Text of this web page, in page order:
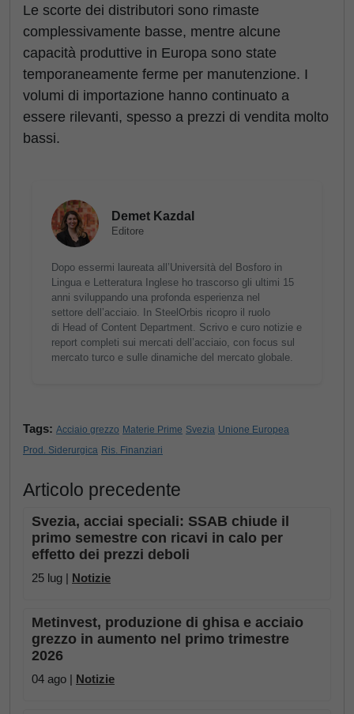
Le scorte dei distributori sono rimaste
complessivamente basse, mentre alcune
capacità produttive in Europa sono state
temporaneamente ferme per manutenzione. I
volumi di importazione hanno continuato a
essere rilevanti, spesso a prezzi di vendita molto
bassi.
Demet Kazdal
Editore
Dopo essermi laureata all’Università del Bosforo in
Lingua e Letteratura Inglese ho trascorso gli ultimi 15
anni sviluppando una profonda esperienza nel
settore dell’acciaio. In SteelOrbis ricopro il ruolo
di Head of Content Department. Scrivo e curo notizie e
report completi sui mercati dell’acciaio, con focus sul
mercato turco e sulle dinamiche del mercato globale.
Tags: Acciaio grezzo Materie Prime Svezia Unione Europea
Prod. Siderurgica Ris. Finanziari
Articolo precedente
Svezia, acciai speciali: SSAB chiude il
primo semestre con ricavi in calo per
effetto dei prezzi deboli
25 lug | Notizie
Metinvest, produzione di ghisa e acciaio
grezzo in aumento nel primo trimestre
2026
04 ago | Notizie